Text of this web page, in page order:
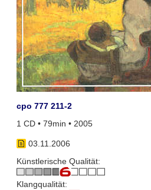
cpo 777 211-2
1 CD • 79min • 2005
03.11.2006
Künstlerische Qualität:
Klangqualität: